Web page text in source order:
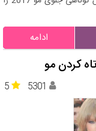
ادامه
کردن مو
5 5301